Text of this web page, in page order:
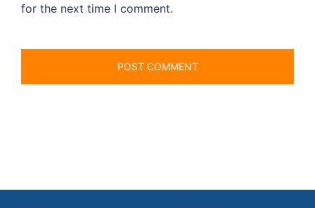
for the next time I comment.